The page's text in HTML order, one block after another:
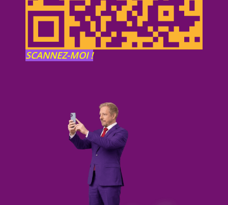
SCANNEZ-MOI !